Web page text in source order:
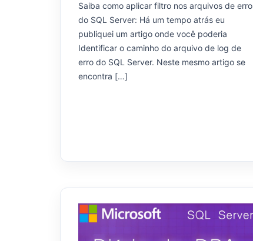
Saiba como aplicar filtro nos arquivos de erro
do SQL Server: Há um tempo atrás eu
publiquei um artigo onde você poderia
Identificar o caminho do arquivo de log de
erro do SQL Server. Neste mesmo artigo se
encontra […]